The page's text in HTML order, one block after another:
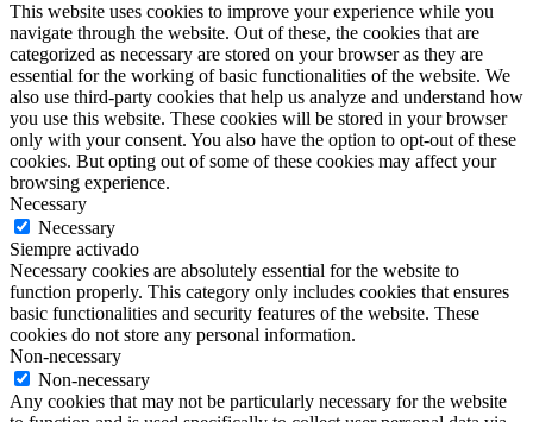
This website uses cookies to improve your experience while you
navigate through the website. Out of these, the cookies that are
categorized as necessary are stored on your browser as they are
essential for the working of basic functionalities of the website. We
also use third-party cookies that help us analyze and understand how
you use this website. These cookies will be stored in your browser
only with your consent. You also have the option to opt-out of these
cookies. But opting out of some of these cookies may affect your
browsing experience.
Necessary
Necessary
Siempre activado
Necessary cookies are absolutely essential for the website to
function properly. This category only includes cookies that ensures
basic functionalities and security features of the website. These
cookies do not store any personal information.
Non-necessary
Non-necessary
Any cookies that may not be particularly necessary for the website